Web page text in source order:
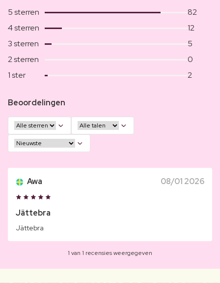
5 sterren
82
4 sterren
12
3 sterren
5
2 sterren
0
1 ster
2
Beoordelingen
Awa 08/01 2026
Jättebra
Jättebra
1 van 1 recensies weergegeven